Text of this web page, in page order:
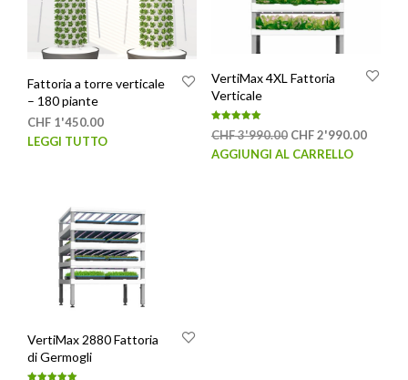
Fattoria a torre verticale
– 180 piante
CHF 1'450.00
LEGGI TUTTO
VertiMax 4XL Fattoria
Verticale
Valutato
5.00
CHF3'990.00 Il
prezzo
CHF2'990.00Il
AGGIUNGI AL CARRELLO
VertiMax 2880 Fattoria
di Germogli